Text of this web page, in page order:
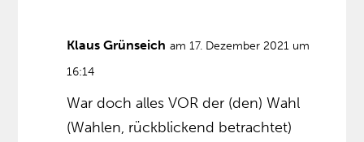
Klaus Grünseich am 17. Dezember 2021 um
16:14
War doch alles VOR der (den) Wahl
(Wahlen, rückblickend betrachtet)